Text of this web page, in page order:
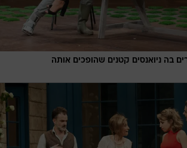
בה ניואנסים קטנים שהופכים אותה